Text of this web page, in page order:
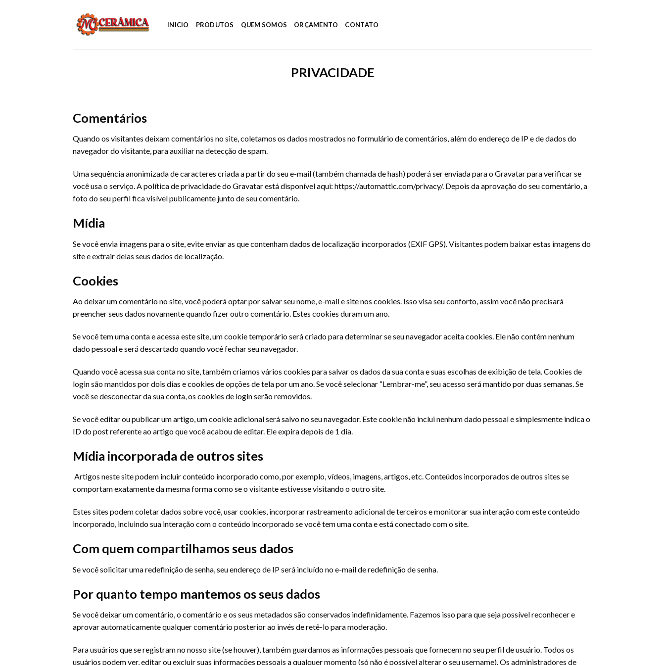
content
INICIO PRODUTOS QUEM SOMOS ORÇAMENTO CONTATO
PRIVACIDADE
Comentários
Quando os visitantes deixam comentários no site, coletamos os dados mostrados no formulário de comentários, além do endereço de IP e de dados do
navegador do visitante, para auxiliar na detecção de spam.
Uma sequência anonimizada de caracteres criada a partir do seu e-mail (também chamada de hash) poderá ser enviada para o Gravatar para verificar se
você usa o serviço. A política de privacidade do Gravatar está disponível aqui: https://automattic.com/privacy/. Depois da aprovação do seu comentário, a
foto do seu perfil fica visível publicamente junto de seu comentário.
Mídia
Se você envia imagens para o site, evite enviar as que contenham dados de localização incorporados (EXIF GPS). Visitantes podem baixar estas imagens do
site e extrair delas seus dados de localização.
Cookies
Ao deixar um comentário no site, você poderá optar por salvar seu nome, e-mail e site nos cookies. Isso visa seu conforto, assim você não precisará
preencher seus dados novamente quando fizer outro comentário. Estes cookies duram um ano.
Se você tem uma conta e acessa este site, um cookie temporário será criado para determinar se seu navegador aceita cookies. Ele não contém nenhum
dado pessoal e será descartado quando você fechar seu navegador.
Quando você acessa sua conta no site, também criamos vários cookies para salvar os dados da sua conta e suas escolhas de exibição de tela. Cookies de
login são mantidos por dois dias e cookies de opções de tela por um ano. Se você selecionar “Lembrar-me”, seu acesso será mantido por duas semanas. Se
você se desconectar da sua conta, os cookies de login serão removidos.
Se você editar ou publicar um artigo, um cookie adicional será salvo no seu navegador. Este cookie não inclui nenhum dado pessoal e simplesmente indica o
ID do post referente ao artigo que você acabou de editar. Ele expira depois de 1 dia.
Mídia incorporada de outros sites
Artigos neste site podem incluir conteúdo incorporado como, por exemplo, vídeos, imagens, artigos, etc. Conteúdos incorporados de outros sites se
comportam exatamente da mesma forma como se o visitante estivesse visitando o outro site.
Estes sites podem coletar dados sobre você, usar cookies, incorporar rastreamento adicional de terceiros e monitorar sua interação com este conteúdo
incorporado, incluindo sua interação com o conteúdo incorporado se você tem uma conta e está conectado com o site.
Com quem compartilhamos seus dados
Se você solicitar uma redefinição de senha, seu endereço de IP será incluído no e-mail de redefinição de senha.
Por quanto tempo mantemos os seus dados
Se você deixar um comentário, o comentário e os seus metadados são conservados indefinidamente. Fazemos isso para que seja possível reconhecer e
aprovar automaticamente qualquer comentário posterior ao invés de retê-lo para moderação.
Para usuários que se registram no nosso site (se houver), também guardamos as informações pessoais que fornecem no seu perfil de usuário. Todos os
usuários podem ver, editar ou excluir suas informações pessoais a qualquer momento (só não é possível alterar o seu username). Os administradores de